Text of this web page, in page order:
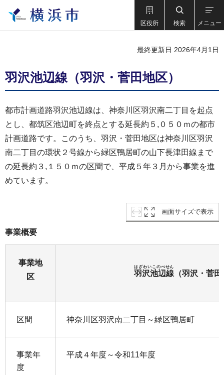
区役所 検索 メニュー
最終更新日 2026年4月1日
羽沢池辺線（羽沢・菅田地区）
都市計画道路羽沢池辺線は、神奈川区羽沢南二丁目を起点
とし、都筑区池辺町を終点とする延長約５,０５０ｍの都市
計画道路です。このうち、羽沢・菅田地区は神奈川区羽沢
南二丁目の環状２号線から緑区鴨居町の山下長津田線まで
の延長約３,１５０ｍの区間で、平成５年３月から事業を進
めています。
画面サイズで表示
事業概要
事業地
区
羽沢池辺線
はざわいこのべせん
（羽沢・菅
区間 神奈川区羽沢南二丁目～緑区鴨居町
事業年
度
平成４年度～令和11年度